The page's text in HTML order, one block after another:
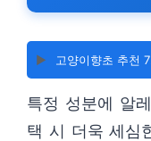
▶️ 고양이향초 추천
특정 성분에 알
택 시 더욱 세심